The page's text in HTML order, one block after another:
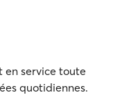
en service toute
quotidiennes.